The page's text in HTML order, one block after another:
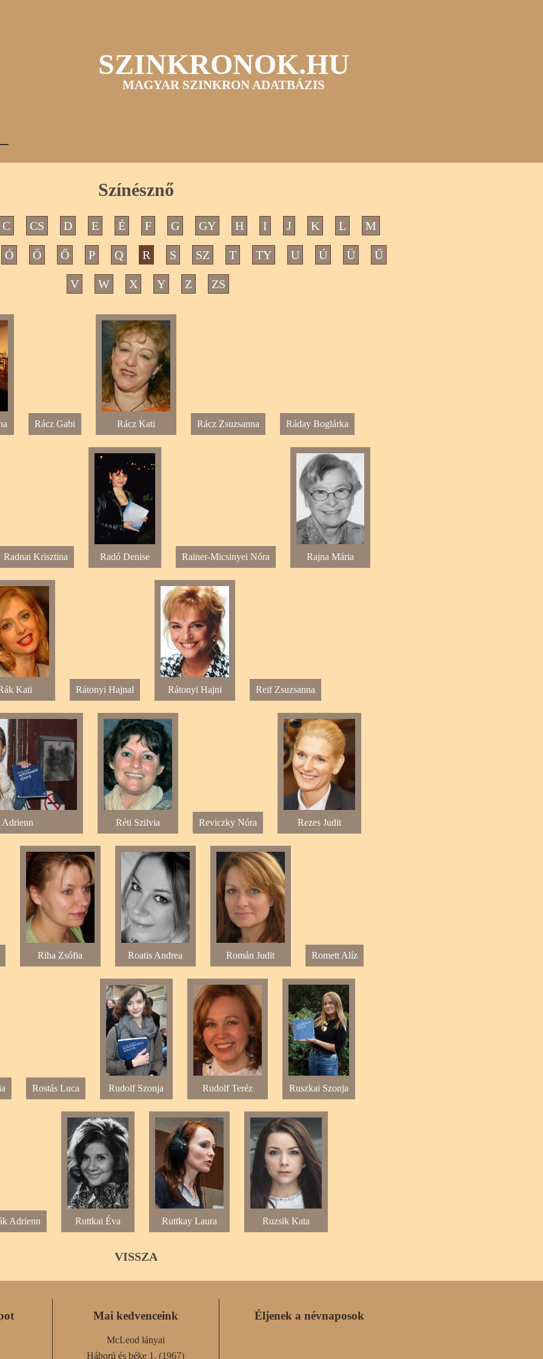
SZINKRONOK.HU
MAGYAR SZINKRON ADATBÁZIS
Színésznő
C CS D E É F G GY H I J K L M
Ó Ö Ő P Q R S SZ T TY U Ú Ü Ű
V W X Y Z ZS
Rácz Gabi Rácz Kati Rácz Zsuzsanna Ráday Boglárka
Radnai Krisztina Radó Denise Rainer-Micsinyei Nóra Rajna Mária
Kati Rátonyi Hajnal Rátonyi Hajni Reif Zsuzsanna
Adrienn Réti Szilvia Reviczky Nóra Rezes Judit
Riha Zsófia Roatis Andrea Román Judit Romett Alíz
Rostás Luca Rudolf Szonja Rudolf Teréz Ruszkai Szonja
Adrienn Ruttkai Éva Ruttkay Laura Ruzsik Kata
VISSZA
Mai kedvenceink
McLeod lányai
Háború és béke 1. (1967)
Éljenek a névnaposok